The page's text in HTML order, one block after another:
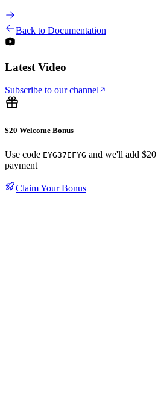
Back to Documentation
Latest Video
Subscribe to our channel
$20 Welcome Bonus
Use code EYG37EFYG and we'll add
payment
Claim Your Bonus